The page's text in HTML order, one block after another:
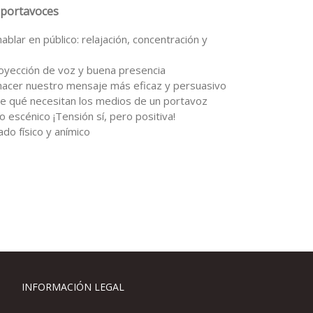
en público: relajación, concentración y
de voz y buena presencia
nuestro mensaje más eficaz y persuasivo
qué necesitan los medios de un portavoz
escénico ¡Tensión sí, pero positiva!
físico y anímico
INFORMACIÓN LEGAL